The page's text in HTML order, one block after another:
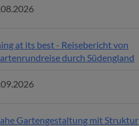
at its best - Reisebericht von
durch Südengland
Gartengestaltung mit Struktur